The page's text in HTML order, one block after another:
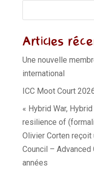
Articles
Une nouvelle
international
ICC Moot Court
« Hybrid War,
resilience of
Olivier Corten reçoit
Council – Advanced
années